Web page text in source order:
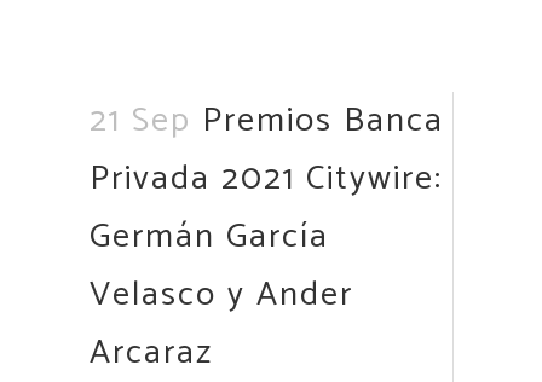
21 Sep Premios Banca
Privada 2021 Citywire:
Germán García
Velasco y Ander
Arcaraz